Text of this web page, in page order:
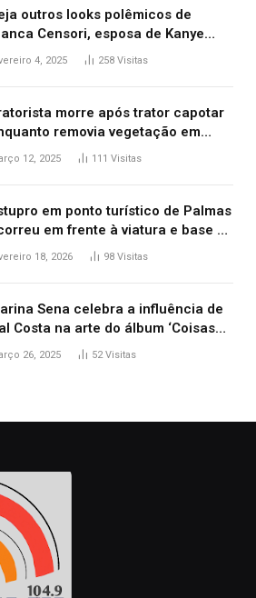
outros looks polêmicos de
Censori, esposa de Kanye
que apareceu nua no Grammy
4, 2025 258 Visitas
morre após trator capotar
removia vegetação em
de rodovia
12, 2025 111 Visitas
em ponto turístico de Palmas
em frente à viatura e base de
polícia investiga
18, 2026 98 Visitas
Sena celebra a influência de
Costa na arte do álbum ‘Coisas
26, 2025 52Visitas